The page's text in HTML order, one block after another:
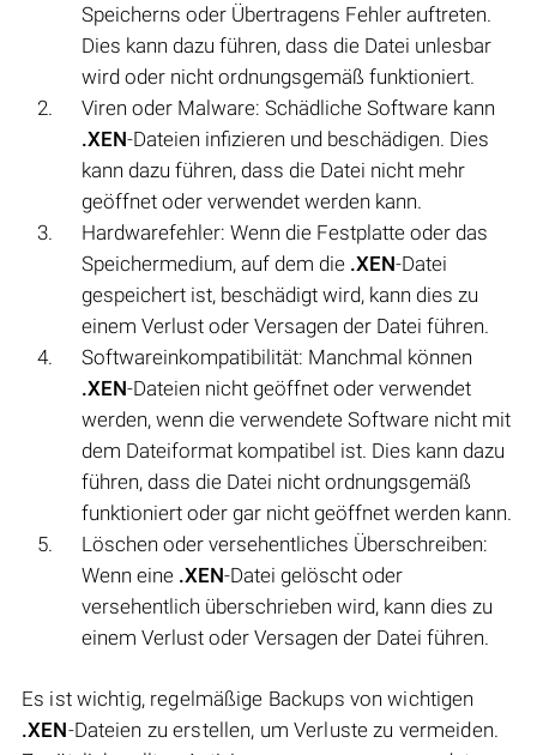
Speicherns oder Übertragens Fehler auftreten.
Dies kann dazu führen, dass die Datei unlesbar
wird oder nicht ordnungsgemäß funktioniert.
Viren oder Malware: Schädliche Software kann
.XEN-Dateien infizieren und beschädigen. Dies
kann dazu führen, dass die Datei nicht mehr
geöffnet oder verwendet werden kann.
Hardwarefehler: Wenn die Festplatte oder das
Speichermedium, auf dem die .XEN-Datei
gespeichert ist, beschädigt wird, kann dies zu
einem Verlust oder Versagen der Datei führen.
Softwareinkompatibilität: Manchmal können
.XEN-Dateien nicht geöffnet oder verwendet
werden, wenn die verwendete Software nicht mit
dem Dateiformat kompatibel ist. Dies kann dazu
führen, dass die Datei nicht ordnungsgemäß
funktioniert oder gar nicht geöffnet werden kann.
Löschen oder versehentliches Überschreiben:
Wenn eine .XEN-Datei gelöscht oder
versehentlich überschrieben wird, kann dies zu
einem Verlust oder Versagen der Datei führen.
Es ist wichtig, regelmäßige Backups von wichtigen
.XEN-Dateien zu erstellen, um Verluste zu vermeiden.